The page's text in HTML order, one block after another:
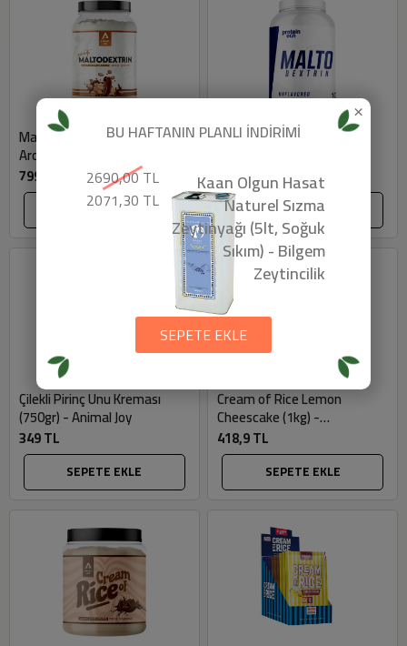
Maltodextrin Çikolata Bisküvi
Aromalı (2000gr) - Animal Joy
799 TL
SEPETE EKLE
Maltodextrin (2500gr) -
1049,9 TL
SEPETE EKLE
Çilekli Pirinç Unu Kreması
(750gr) - Animal Joy
349 TL
SEPETE EKLE
Cream of Rice Lemon
Cheescake (1kg) -
Proteinocean
418,9 TL
SEPETE EKLE
×
BU HAFTANIN PLANLI İNDİRİMİ
2690,00 TL
2071,30 TL
Kaan Olgun Hasat
Naturel Sızma
Zeytinyağı (5lt, Soğuk
Sıkım) - Bilgem
Zeytincilik
SEPETE EKLE